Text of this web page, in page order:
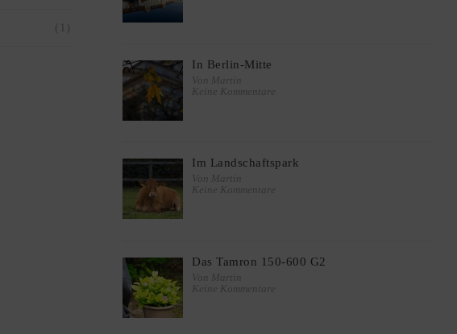
(1)
In Berlin-Mitte
Von Martin
Keine Kommentare
Im Landschaftspark
Von Martin
Keine Kommentare
Das Tamron 150-600 G2
Von Martin
Keine Kommentare